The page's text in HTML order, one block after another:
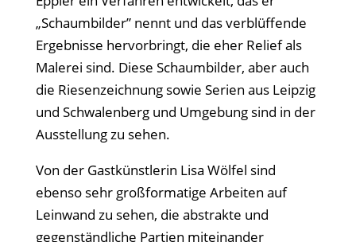
„Schaumbilder” nennt und das verblüffende
Ergebnisse hervorbringt, die eher Relief als
Malerei sind. Diese Schaumbilder, aber auch
die Riesenzeichnung sowie Serien aus Leipzig
und Schwalenberg und Umgebung sind in der
Ausstellung zu sehen.
Von der Gastkünstlerin Lisa Wölfel sind
ebenso sehr großformatige Arbeiten auf
Leinwand zu sehen, die abstrakte und
gegenständliche Partien miteinander